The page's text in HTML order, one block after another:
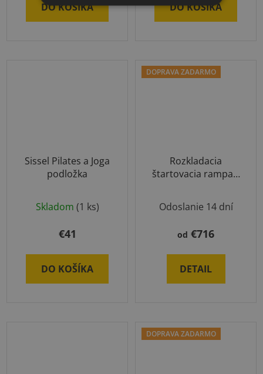
DO KOŠÍKA DO KOŠÍKA
Sissel Pilates a Joga
podložka
Skladom (1 ks)
€41
DO KOŠÍKA
DOPRAVA ZADARMO
Rozkladacia
štartovacia rampa k
Odoslanie 14 dní
od €716
DETAIL
DOPRAVA ZADARMO